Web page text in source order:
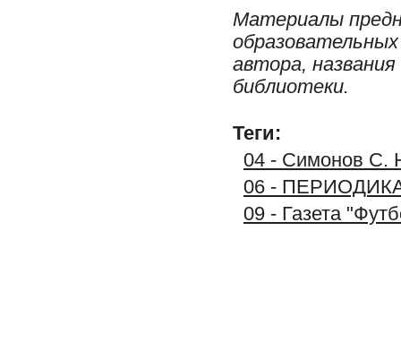
Материалы
автора,
библиотеки.
Теги:
04 - Симонов С.
06 -
09 - Газета